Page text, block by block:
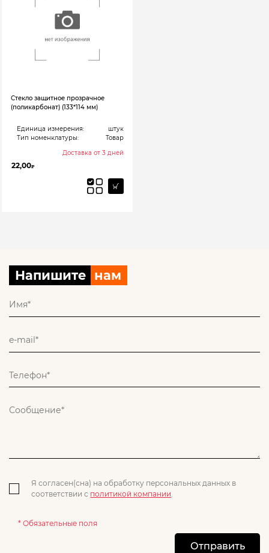
Стекло защитное прозрачное
(поликарбонат) (133*114 мм)
Единица измерения:
штук
Тип номенклатуры:
Товар
Доставка от 3 дней
22,00₽
Напишите нам
Я согласен(сна) на обработку персональных данных в
соответствии с политикой компании
* Обязательные поля
Отправить